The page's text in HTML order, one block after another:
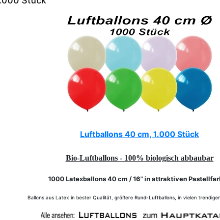
Luftballons 40 cm, 1.000 Stück
Bio-Luftballons - 100% biologisch abbaubar
1000 Latexballons 40 cm / 16" in attraktiven
Ballons aus Latex in bester Qualität, größere Rund-Luftballons, in vielen